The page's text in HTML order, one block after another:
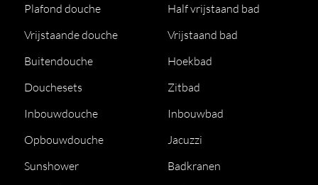
Plafond douche
Vrijstaande douche
Buitendouche
Douchesets
Inbouwdouche
Opbouwdouche
Sunshower
Half vrijstaand bad
Vrijstaand bad
Hoekbad
Zitbad
Inbouwbad
Jacuzzi
Badkranen